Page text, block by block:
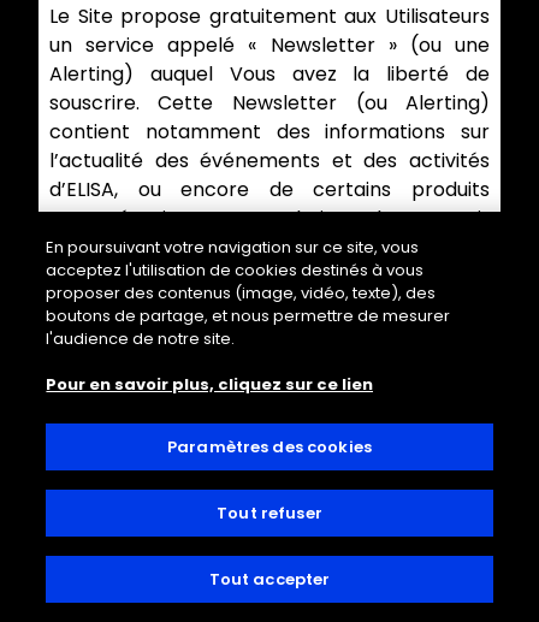
Le Site propose gratuitement aux Utilisateurs
un service appelé « Newsletter » (ou une
Alerting) auquel Vous avez la liberté de
souscrire. Cette Newsletter (ou Alerting)
contient notamment des informations sur
l’actualité des événements et des activités
d’ELISA, ou encore de certains produits
proposés. Si Vous ne souhaitez plus recevoir
de Newsletter, ELISA Vous propose de Vous
désabonner : soit par un simple clic sur le lien
situé en bas de la Newsletter reçue, soit par
mail àCONTACT@STADE-PM.COM
CHANGEMENT DE
CONTROLE D’ELISA
Les Données à Caractère Personnel
d'un transfert à des tiers dans le cadre d'un
changement de contrôle de la société, d'une
En poursuivant votre navigation sur ce site, vous
acceptez l'utilisation de cookies destinés à vous
proposer des contenus (image, vidéo, texte), des
boutons de partage, et nous permettre de mesurer
l'audience de notre site.
Pour en savoir plus, cliquez sur ce lien
Paramètres des cookies
Tout refuser
Tout accepter